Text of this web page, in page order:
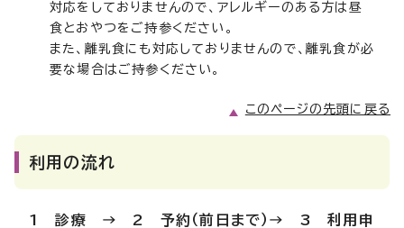
対応をしておりませんので、アレルギーのある方は昼
食とおやつをご持参ください。
また、離乳食にも対応しておりませんので、離乳食が必
要な場合はご持参ください。
このページの先頭に戻る
利用の流れ
1 診療 → 2 予約（前日まで）→ 3 利用申